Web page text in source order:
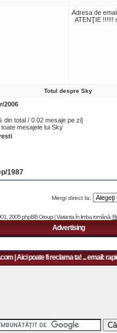
Adresa de
ATENŢIE !!!!!!
Totul despre Sky
2006
din total / 0.02 mesaje pe zi]
mesajele lui Sky
1987
Mergi direct la:
2005 phpBB Group | Varianta în limba română:
Advertising
| Aici poate fi reclama ta! ... email: